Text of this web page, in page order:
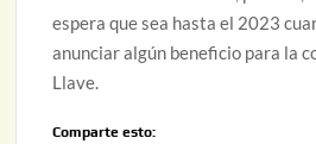
espera que sea hasta el 2023
anunciar algún beneficio para la
Llave.
Comparte esto: